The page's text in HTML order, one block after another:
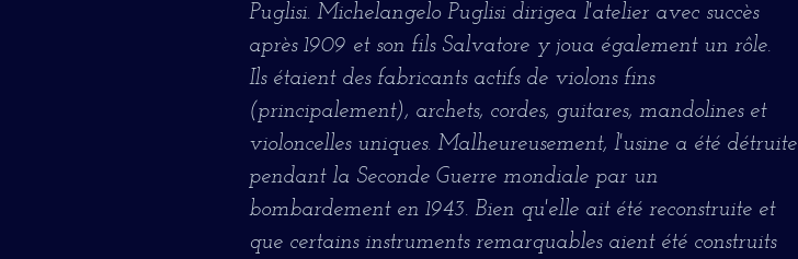
Puglisi. Michelangelo Puglisi dirigea l'atelier avec succès
après 1909 et son fils Salvatore y joua également un rôle.
Ils étaient des fabricants actifs de violons fins
(principalement), archets, cordes, guitares, mandolines et
violoncelles uniques. Malheureusement, l'usine a été détruite
pendant la Seconde Guerre mondiale par un
bombardement en 1943. Bien qu'elle ait été reconstruite et
que certains instruments remarquables aient été construits